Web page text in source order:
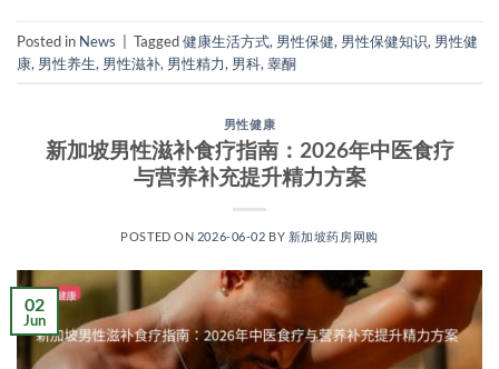
Posted in News Tagged健康生活方式, 男性保健, 男性保健知识, 男性健
康, 男性养生, 男性滋补, 男性精力, 男科, 睾酮
男性健康
新加坡男性滋补食疗指南：2026年中医食疗
与营养补充提升精力方案
POSTED ON 2026-06-02 BY 新加坡药房网购
02
Jun